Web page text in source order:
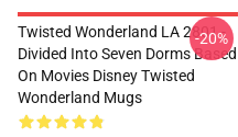
Twisted Wonderland LA 2801 -
Divided Into Seven Dorms Based
On Movies Disney Twisted
Wonderland Mugs
-20%